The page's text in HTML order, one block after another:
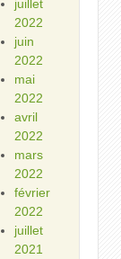
juillet
2022
juin
2022
mai
2022
avril
2022
mars
2022
février
2022
juillet
2021